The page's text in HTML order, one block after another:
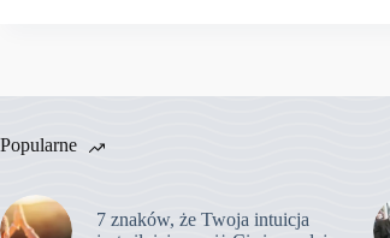
Popularne
7 znaków, że Twoja intuicja